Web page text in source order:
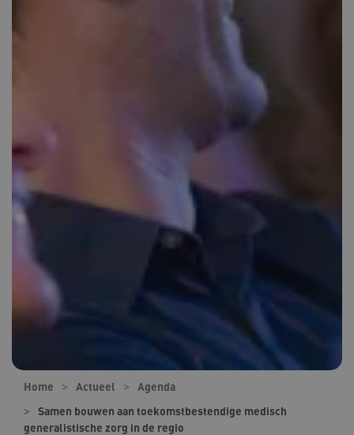
Home Actueel
Agenda
Samen bouwen aan toekomstbestendige medisch
generalistische zorg in de regio